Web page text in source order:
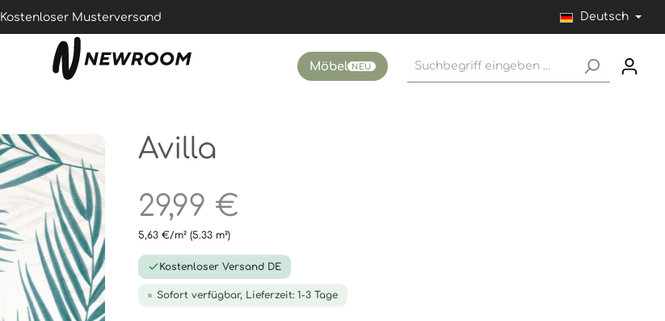
Kostenloser Musterversand Deutsch
Möbel NEU
Avilla
29,99 €
5,63 €/m² (5.33 m²)
Kostenloser Versand DE
Sofort verfügbar, Lieferzeit: 1-3 Tage